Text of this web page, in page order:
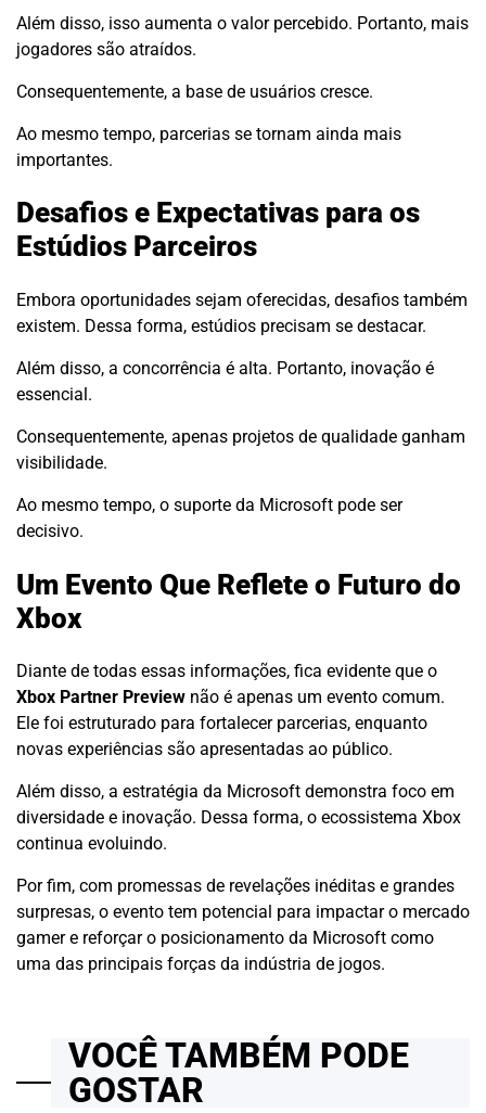
Além disso, isso aumenta o valor percebido. Portanto, mais
jogadores são atraídos.
Consequentemente, a base de usuários cresce.
Ao mesmo tempo, parcerias se tornam ainda mais
importantes.
Desafios e Expectativas para os
Estúdios Parceiros
Embora oportunidades sejam oferecidas, desafios também
existem. Dessa forma, estúdios precisam se destacar.
Além disso, a concorrência é alta. Portanto, inovação é
essencial.
Consequentemente, apenas projetos de qualidade ganham
visibilidade.
Ao mesmo tempo, o suporte da Microsoft pode ser
decisivo.
Um Evento Que Reflete o Futuro do
Xbox
Diante de todas essas informações, fica evidente que o
Xbox Partner Preview não é apenas um evento comum.
Ele foi estruturado para fortalecer parcerias, enquanto
novas experiências são apresentadas ao público.
Além disso, a estratégia da Microsoft demonstra foco em
diversidade e inovação. Dessa forma, o ecossistema Xbox
continua evoluindo.
Por fim, com promessas de revelações inéditas e grandes
surpresas, o evento tem potencial para impactar o mercado
gamer e reforçar o posicionamento da Microsoft como
uma das principais forças da indústria de jogos.
VOCÊ TAMBÉM PODE
GOSTAR